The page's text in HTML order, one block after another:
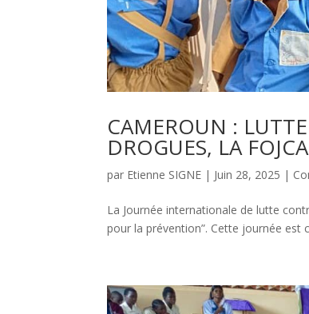
CAMEROUN :
DROGUES, LA
par Etienne SIGNE | Juin 28, 2025 |
La Journée internationale de lutte
pour la prévention”. Cette journée est